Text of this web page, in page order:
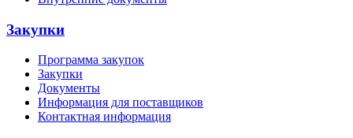
Закупки
Программа закупок
Закупки
Документы
Информация для поставщиков
Контактная информация